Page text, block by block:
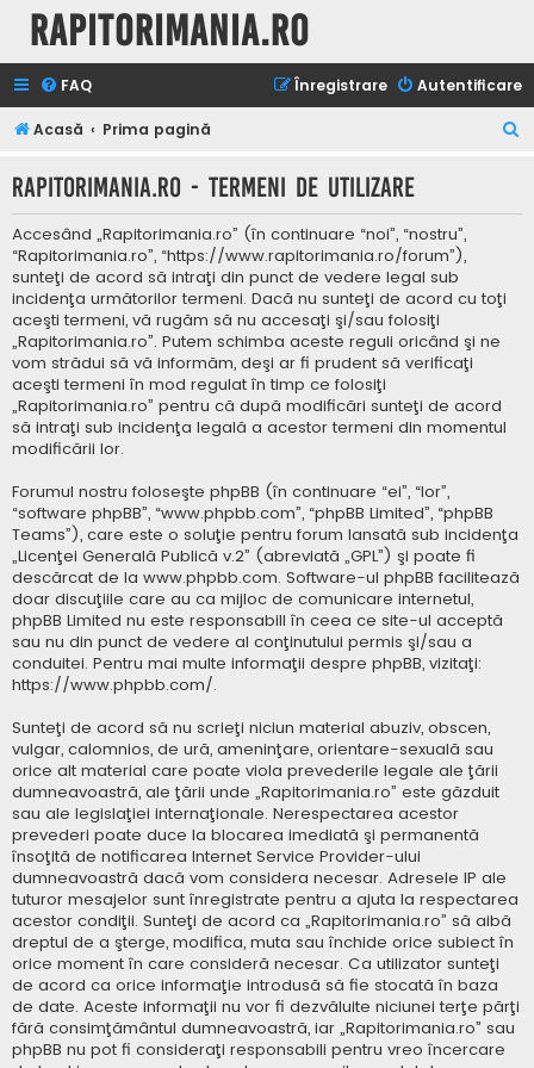
Rapitorimania.ro
FAQ Autentificare
Înregistrare
Acasă Prima pagină
t
Rapitorimania.ro - Termeni de utilizare
Accesând „Rapitorimania.ro” (în continuare “noi”, “nostru”,
“Rapitorimania.ro”, “https://www.rapitorimania.ro/forum”),
sunteţi de acord să intraţi din punct de vedere legal sub
incidenţa următorilor termeni. Dacă nu sunteţi de acord cu toţi
aceşti termeni, vă rugăm să nu accesaţi şi/sau folosiţi
„Rapitorimania.ro”. Putem schimba aceste reguli oricând şi ne
vom strădui să vă informăm, deşi ar fi prudent să verificaţi
aceşti termeni în mod regulat în timp ce folosiţi
„Rapitorimania.ro” pentru că după modificări sunteţi de acord
să intraţi sub incidenţa legală a acestor termeni din momentul
modificării lor.
Forumul nostru foloseşte phpBB (în continuare “ei”, “lor”,
“software phpBB”, “www.phpbb.com”, “phpBB Limited”, “phpBB
Teams”), care este o soluţie pentru forum lansată sub incidenţa
„Licenţei Generală Publică v.2” (abreviată „GPL”) şi poate fi
descărcat de la www.phpbb.com. Software-ul phpBB facilitează
doar discuţiile care au ca mijloc de comunicare internetul,
phpBB Limited nu este responsabill în ceea ce site-ul acceptă
sau nu din punct de vedere al conţinutului permis şi/sau a
conduitei. Pentru mai multe informaţii despre phpBB, vizitaţi:
https://www.phpbb.com/.
Sunteţi de acord să nu scrieţi niciun material abuziv, obscen,
vulgar, calomnios, de ură, ameninţare, orientare-sexuală sau
orice alt material care poate viola prevederile legale ale ţării
dumneavoastră, ale ţării unde „Rapitorimania.ro” este găzduit
sau ale legislaţiei internaţionale. Nerespectarea acestor
prevederi poate duce la blocarea imediată şi permanentă
însoţită de notificarea Internet Service Provider-ului
dumneavoastră dacă vom considera necesar. Adresele IP ale
tuturor mesajelor sunt înregistrate pentru a ajuta la respectarea
acestor condiţii. Sunteţi de acord ca „Rapitorimania.ro” să aibă
dreptul de a şterge, modifica, muta sau închide orice subiect în
orice moment în care consideră necesar. Ca utilizator sunteţi
de acord ca orice informaţie introdusă să fie stocată în baza
de date. Aceste informaţii nu vor fi dezvăluite niciunei terţe părţi
fără consimţământul dumneavoastră, iar „Rapitorimania.ro” sau
phpBB nu pot fi consideraţi responsabili pentru vreo încercare